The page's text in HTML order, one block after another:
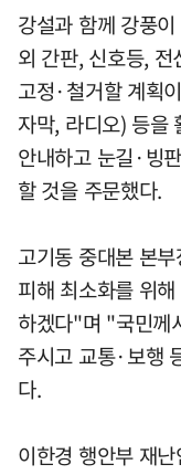
강설과 함께 강풍
외 간판, 신호등,
고정·철거할 계획
자막, 라디오) 등을
안내하고 눈길·빙
할 것을 주문했다.
고기동 중대본 본
피해 최소화를 위
하겠다"며 "국민께
주시고 교통·보행
다.
이한경 행안부 재